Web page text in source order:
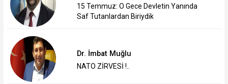
15 Temmuz: O Gece Devletin Yanında
Saf Tutanlardan Biriydik
Dr. İmbat Muğlu
NATO ZİRVESİ !..